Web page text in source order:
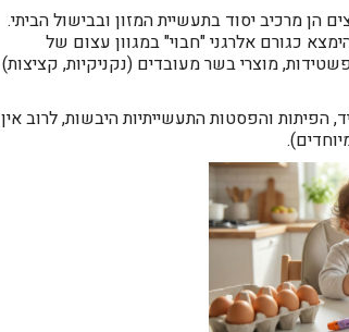
הן מרכיב יסוד בתעשיית המזון ובבישול הביתי.
כגורם אלרגני "חבוי" במגוון עצום של
מוצרי בשר מעובדים (נקניקיות, קציצות)
הפיתות והפסטות התעשייתיות היבשות, לרוב אין